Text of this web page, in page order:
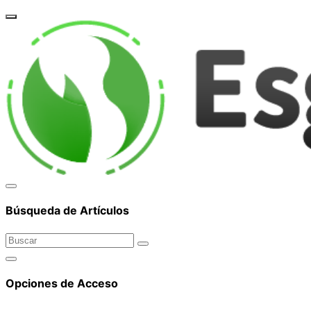
Búsqueda de Artículos
Opciones de Acceso